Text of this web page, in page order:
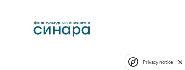
Privacy notice